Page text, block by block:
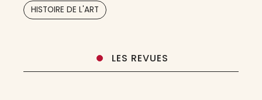
HISTOIRE DE L'ART
LES REVUES